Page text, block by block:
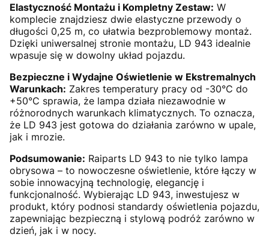
Elastyczność Montażu i Kompletny Zestaw: W
komplecie znajdziesz dwie elastyczne przewody o
długości 0,25 m, co ułatwia bezproblemowy montaż.
Dzięki uniwersalnej stronie montażu, LD 943 idealnie
wpasuje się w dowolny układ pojazdu.
Bezpieczne i Wydajne Oświetlenie w Ekstremalnych
Warunkach: Zakres temperatury pracy od -30°C do
+50°C sprawia, że lampa działa niezawodnie w
różnorodnych warunkach klimatycznych. To oznacza,
że LD 943 jest gotowa do działania zarówno w upale,
jak i mrozie.
Podsumowanie: Raiparts LD 943 to nie tylko lampa
obrysowa – to nowoczesne oświetlenie, które łączy w
sobie innowacyjną technologię, elegancję i
funkcjonalność. Wybierając LD 943, inwestujesz w
produkt, który podnosi standardy oświetlenia pojazdu,
zapewniając bezpieczną i stylową podróż zarówno w
dzień, jak i w nocy.